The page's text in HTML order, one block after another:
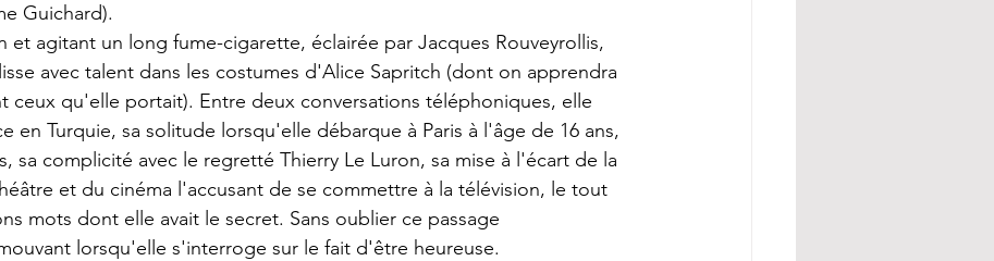
Guichard).
et agitant un long fume-cigarette, éclairée par Jacques Rouveyrollis,
avec talent dans les costumes d'Alice Sapritch (dont on apprendra
ceux qu'elle portait). Entre deux conversations téléphoniques, elle
en Turquie, sa solitude lorsqu'elle débarque à Paris à l'âge de 16 ans,
sa complicité avec le regretté Thierry Le Luron, sa mise à l'écart de la
et du cinéma l'accusant de se commettre à la télévision, le tout
mots dont elle avait le secret. Sans oublier ce passage
lorsqu'elle s'interroge sur le fait d'être heureuse.